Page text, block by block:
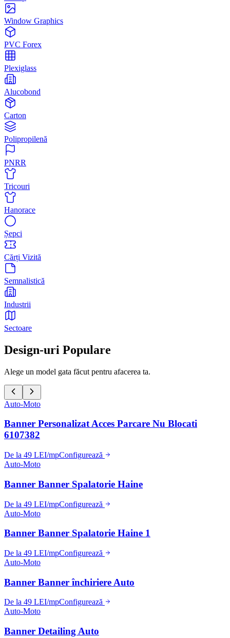
Window Graphics
PVC Forex
Plexiglass
Alucobond
Carton
Polipropilenă
PNRR
Tricouri
Hanorace
Șepci
Cărți Vizită
Semnalistică
Industrii
Sectoare
Design-uri Populare
Alege un model gata făcut pentru afacerea ta.
Auto-Moto
Banner Personalizat Acces Parcare Nu Blocati
6107382
De la 49 LEI/mpConfigurează
Auto-Moto
Banner Banner Spalatorie Haine
De la 49 LEI/mpConfigurează
Auto-Moto
Banner Banner Spalatorie Haine 1
De la 49 LEI/mpConfigurează
Auto-Moto
Banner Banner închiriere Auto
De la 49 LEI/mpConfigurează
Auto-Moto
Banner Detailing Auto